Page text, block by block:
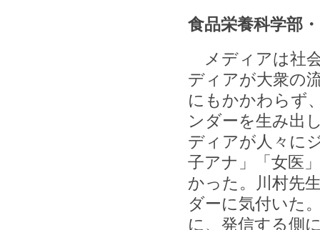
食品栄養科学部
メディアは社
ディアが大衆の
にもかかわらず
ンダーを生み出
ディアが人々に
子アナ」「女医
かった。川村先
ダーに気付いた
に、発信する側